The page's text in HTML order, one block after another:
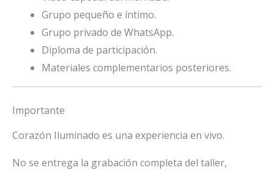
Grupo pequeño e íntimo.
Grupo privado de WhatsApp.
Diploma de participación.
Materiales complementarios posteriores.
Importante
Corazón Iluminado es una experiencia en vivo.
No se entrega la grabación completa del taller,